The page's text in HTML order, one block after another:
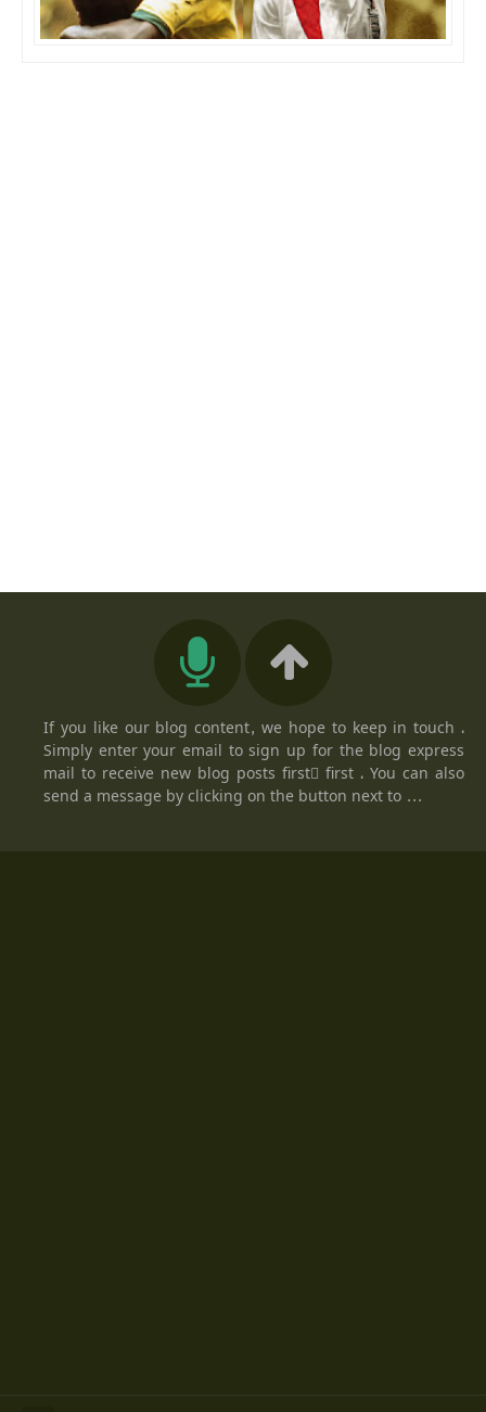
If you like our blog content, we hope to keep in touch ،
Simply enter your email to sign up for the blog express
mail to receive new blog posts firstً first ، You can also
send a message by clicking on the button next to ...